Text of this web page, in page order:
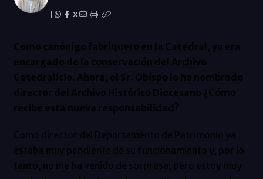
X
Como canónigo fabriquero en la Catedral, ya era
encargado de la conservación del Archivo
Catedralicio. Ahora, el Sr. Obispo lo ha nombrado
director del Archivo Histórico Diocesano ¿Cómo
recibe esta nueva responsabilidad?
Como director del Departamento de Patrimonio ya
estaba muy pendiente de su funcionamiento y, por lo
tanto, no me ha venido de sorpresa; pero estoy muy